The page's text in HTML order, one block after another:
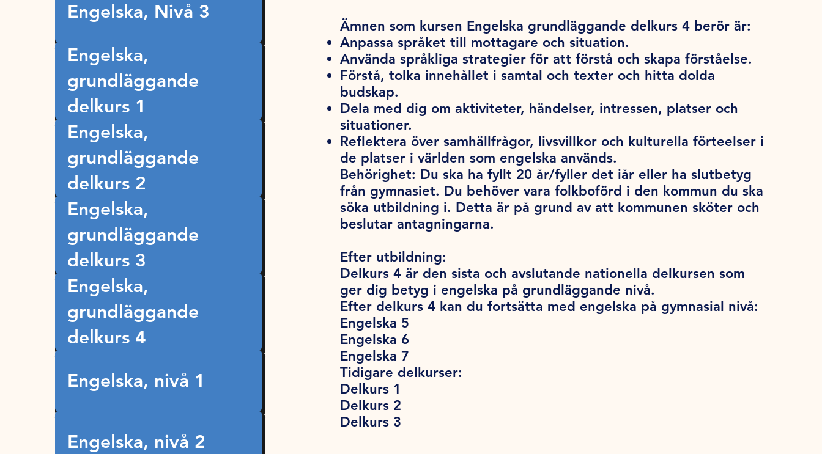
Engelska, Nivå 3
Engelska,
grundläggande
delkurs 1
Engelska,
grundläggande
delkurs 2
Engelska,
grundläggande
delkurs 3
Engelska,
grundläggande
delkurs 4
Engelska, nivå 1
Engelska, nivå 2
Ämnen som kursen Engelska grundläggande delkurs 4 berör är:
Anpassa språket till mottagare och situation.
Använda språkliga strategier för att förstå och skapa förståelse.
Förstå, tolka innehållet i samtal och texter och hitta dolda
budskap.
Dela med dig om aktiviteter, händelser, intressen, platser och
situationer.
Reflektera över samhällfrågor, livsvillkor och kulturella förteelser i
de platser i världen som engelska används.
Behörighet: Du ska ha fyllt 20 år/fyller det iår eller ha slutbetyg
från gymnasiet. Du behöver vara folkboförd i den kommun du ska
söka utbildning i. Detta är på grund av att kommunen sköter och
beslutar antagningarna.
Efter utbildning:
Delkurs 4 är den sista och avslutande nationella delkursen som
ger dig betyg i engelska på grundläggande nivå.
Efter delkurs 4 kan du fortsätta med engelska på gymnasial nivå:
Engelska 5
Engelska 6
Engelska 7
Tidigare delkurser:
Delkurs 1
Delkurs 2
Delkurs 3